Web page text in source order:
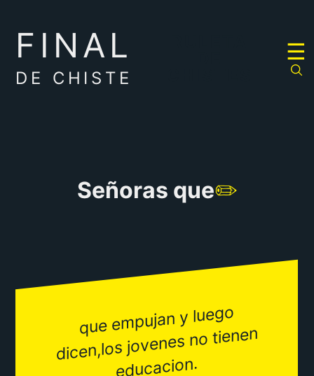
FINAL
DE CHISTE
☰
Señoras que✏️
que e
mpujan y luego
dicen,los jovenes no tienen
educacion.